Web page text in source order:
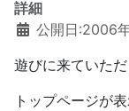
詳細
公開日:2006
遊びに来ていた
トップページが